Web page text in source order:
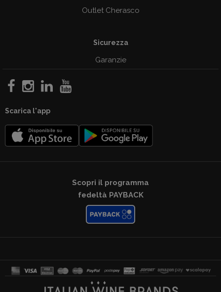
Outlet Cherasco
Sicurezza
Garanzie
Scarica l'app
Scopri il programma
fedeltà PAYBACK